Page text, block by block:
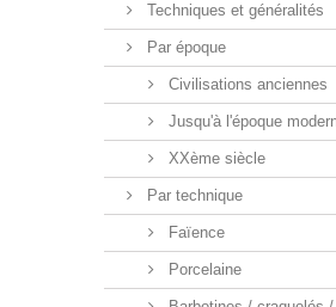
Techniques et généralités
Par époque
Civilisations anciennes
Jusqu'à l'époque
XXème siècle
Par technique
Faïence
Porcelaine